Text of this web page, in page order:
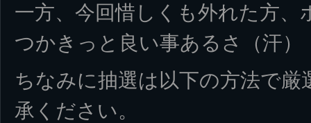
一方、今回惜しくも外れた方
つかきっと良い事あるさ（汗）
ちなみに抽選は以下の方法で
承ください。